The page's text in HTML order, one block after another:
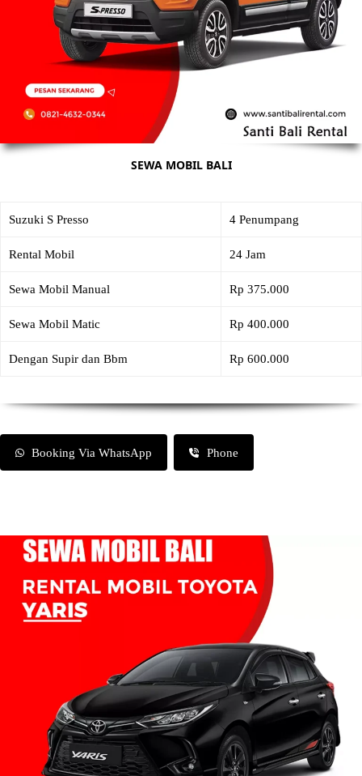
SEWA MOBIL BALI
Suzuki S Presso 4 Penumpang
Rental Mobil 24 Jam
Sewa Mobil Manual Rp 375.000
Sewa Mobil Matic Rp 400.000
Dengan Supir dan Bbm Rp 600.000
Booking Via WhatsApp Phone